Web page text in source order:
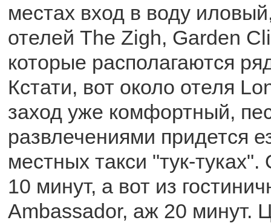
местах вход в воду
отелей The Zigh, Garden
которые располагаются
Кстати, вот около отеля
заход уже комфортный,
развлечениями придется
местных такси "тук-туках".
10 минут, а вот из
Ambassador, аж 20 минут.